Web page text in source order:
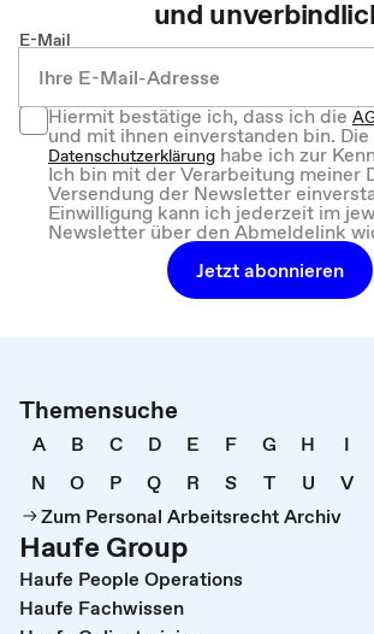
und
E-Mail
Hiermit bestätige ich, dass ich die
und mit ihnen einverstanden bin. Die
Datenschutzerklärung habe ich zur
Ich bin mit der Verarbeitung meiner
Versendung der Newsletter
Einwilligung kann ich jederzeit im
Newsletter über den Abmeldelink
Jetzt abonnieren
Themensuche
A B C D E F G H I
N
O P Q R S T U V
Zum Personal Arbeitsrecht Archiv
Haufe Group
Haufe People Operations
Haufe Fachwissen